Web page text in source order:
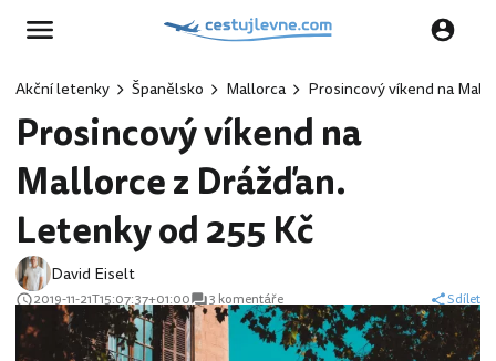
Akční letenky Španělsko Mallorca Prosincový víkend na
Prosincový víkend na
Mallorce z Drážďan.
Letenky od 255 Kč
David Eiselt
2019-11-21T15:07:37+01:00 3 komentáře Sdílet